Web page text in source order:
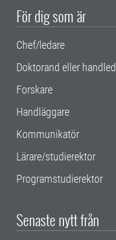
För dig som är
Chef/ledare
Doktorand eller
Forskare
Handläggare
Kommunikatör
Lärare/studierektor
Programstudierektor
Senaste nytt från